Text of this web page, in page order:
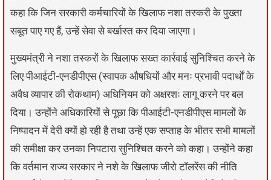
कहा कि जिन सरकारी कर्मचारियों के खिलाफ नशा तस्करी के पुख्ता
सबूत पाए गए हैं, उन्हें सेवा से बर्खास्त कर दिया जाएगा।
मुख्यमंत्री ने नशा तस्करों के खिलाफ सख्त कार्रवाई सुनिश्चित करने के
लिए पीआईटी-एनडीपीएस (स्वापक औषधियों और मनः प्रभावी पदार्थों के
अवैध व्यापार की रोकथाम) अधिनियम को अक्षरशः लागू करने पर बल
दिया। उन्होंने अधिकारियों से पूछा कि पीआईटी-एनडीपीएस मामलों के
निष्पादन में देरी क्यों हो रही है तथा उन्हें एक सप्ताह के भीतर सभी मामलों
की समीक्षा कर उनका निपटारा सुनिश्चित करने को कहा। उन्होंने कहा
कि वर्तमान राज्य सरकार ने नशे के खिलाफ जीरो टॉलरेंस की नीति